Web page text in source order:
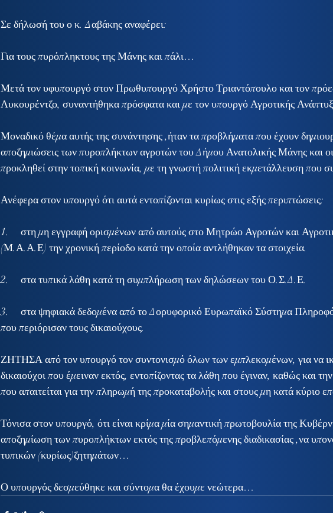
Σε δήλωσή του ο κ. Δαβάκης αναφέρει:
Για τους πυρόπληκτους της Μάνης και πάλι…
Μετά τον υφυπουργό στον Πρωθυπουργό Χρήστο Τριαντόπουλο και τον
Λυκουρέντζο, συναντήθηκα πρόσφατα και με τον υπουργό Αγροτικής
Μοναδικό θέμα αυτής της συνάντησης ,ήταν τα προβλήματα που έχουν
αποζημιώσεις των πυροπλήκτων αγροτών του Δήμου Ανατολικής Μάνης και
προκληθεί στην τοπική κοινωνία, με τη γνωστή πολιτική εκμετάλλευση που
Ανέφερα στον υπουργό ότι αυτά εντοπίζονται κυρίως στις εξής περιπτώσεις:
1.     στη μη εγγραφή ορισμένων από αυτούς στο Μητρώο Αγροτών και
(Μ.Α.Α.Ε) την χρονική περίοδο κατά την οποία αντλήθηκαν τα στοιχεία.
2.     στα τυπικά λάθη κατά τη συμπλήρωση των δηλώσεων του Ο.Σ.Δ.Ε.
3.     στα ψηφιακά δεδομένα από το Δορυφορικό Ευρωπαϊκό Σύστημα
που περιόρισαν τους δικαιούχους.
ΖΗΤΗΣΑ από τον υπουργό τον συντονισμό όλων των εμπλεκομένων, για να
δικαιούχοι που έμειναν εκτός, εντοπίζοντας τα λάθη που έγιναν, καθώς και
που απαιτείται για την πληρωμή της προκαταβολής και στους μη κατά κύριο
Τόνισα στον υπουργό, ότι είναι κρίμα μία σημαντική πρωτοβουλία της
αποζημίωση των πυροπλήκτων εκτός της προβλεπόμενης διαδικασίας ,να
τυπικών (κυρίως)ζητημάτων…
Ο υπουργός δεσμεύθηκε και σύντομα θα έχουμε νεώτερα…